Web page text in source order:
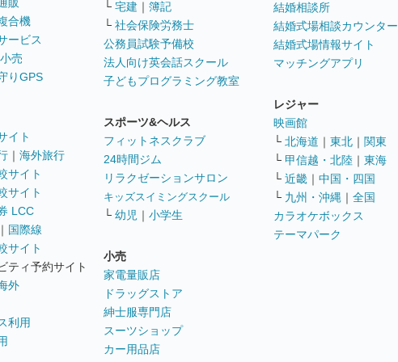
合機
ービス
売
りGPS
イト
｜ 海外旅行
サイト
サイト
LCC
国際線
サイト
ティ予約サイト
外
利用
└ 宅建 ｜ 簿記
└ 社会保険労務士
公務員試験予備校
法人向け英会話スクール
子どもプログラミング教室
スポーツ&ヘルス
フィットネスクラブ
24時間ジム
リラクゼーションサロン
キッズスイミングスクール
└ 幼児 ｜ 小学生
小売
家電量販店
ドラッグストア
紳士服専門店
スーツショップ
カー用品店
結婚相談所
結婚式場相談カウンター
結婚式場情報サイト
マッチングアプリ
レジャー
映画館
└ 北海道 ｜ 東北 ｜ 関東
└ 甲信越・北陸 ｜ 東海
└ 近畿 ｜ 中国・四国
└ 九州・沖縄 ｜ 全国
カラオケボックス
テーマパーク